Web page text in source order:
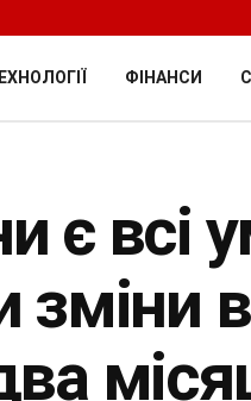
ФІНАНСИ
є всі
зміни